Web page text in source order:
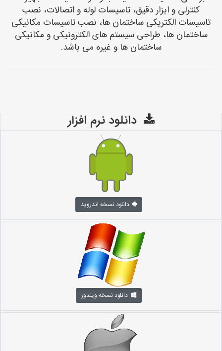
کنترلی و ابزار دقیق، تاسیسات لوله و اتصالات، نصب
تاسیسات الکتریکی ساختمان ها، نصب تاسیسات مکانیکی
ساختمان ها، طراحی سیستم های الکترونیکی و مکانیکی
ساختمان ها و غیره می باشد.
دانلود نرم افزار
دانلود نسخه اندروید
دانلود نسخه ویندوز